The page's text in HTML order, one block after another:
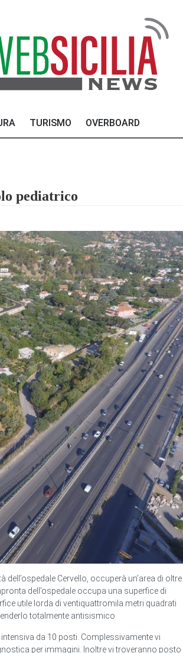
TURISMO OVERBOARD
pediatrico
Cervello, occuperà un’area di oltre
dell’ospedale occupa una superfice di
utile lorda di ventiquattromila metri quadrati
totalmente antisismico
da 10 posti. Complessivamente vi
per immagini. Inoltre vi troveranno posto